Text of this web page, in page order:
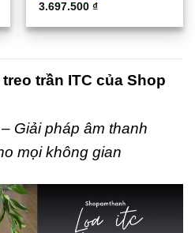
Được xếp
5 sao
3.697.500₫
trần ITC của Shop
Giải pháp âm thanh
mọi không gian